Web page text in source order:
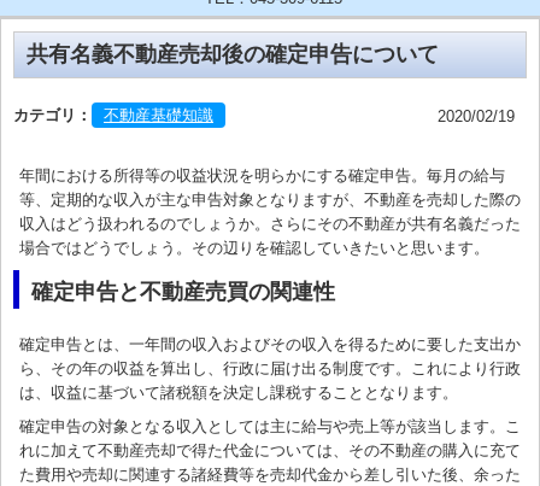
共有名義不動産売却後の確定申告について
カテゴリ： 不動産基礎知識 2020/02/19
年間における所得等の収益状況を明らかにする確定申告。毎月の給与
等、定期的な収入が主な申告対象となりますが、不動産を売却した際の
収入はどう扱われるのでしょうか。さらにその不動産が共有名義だった
場合ではどうでしょう。その辺りを確認していきたいと思います。
確定申告と不動産売買の関連性
確定申告とは、一年間の収入およびその収入を得るために要した支出か
ら、その年の収益を算出し、行政に届け出る制度です。これにより行政
は、収益に基づいて諸税額を決定し課税することとなります。
確定申告の対象となる収入としては主に給与や売上等が該当します。こ
れに加えて不動産売却で得た代金については、その不動産の購入に充て
た費用や売却に関連する諸経費等を売却代金から差し引いた後、余った